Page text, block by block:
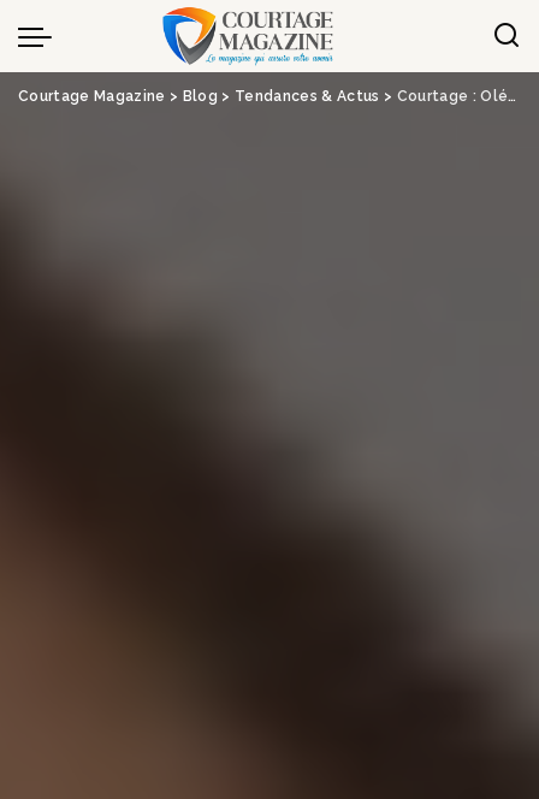
Panneau de gestion des cookies
Courtage Magazine > Blog > Tendances & Actus > Courtage : Oléa s’installe au Mali